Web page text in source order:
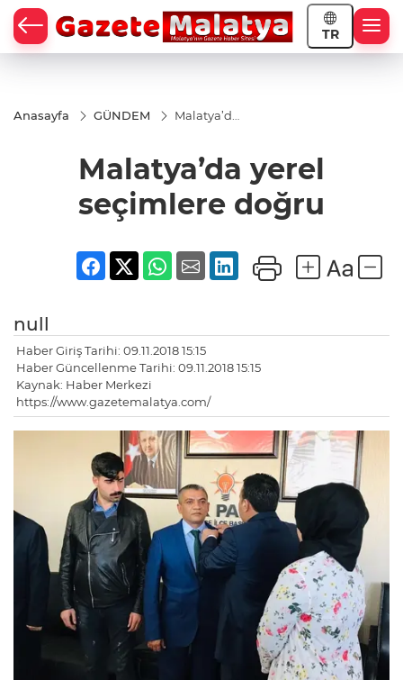
TR
Anasayfa GÜNDEM
Malatya’da
doğru
Malatya’da yerel
seçimlere doğru
null
Haber Giriş Tarihi: 09.11.2018 15:15
Haber Güncellenme Tarihi: 09.11.2018 15:15
Kaynak: Haber Merkezi
https://www.gazetemalatya.com/